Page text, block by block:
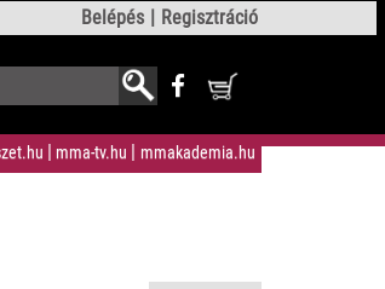
Belépés Regisztráció
mma-tv.hu mmakademia.hu